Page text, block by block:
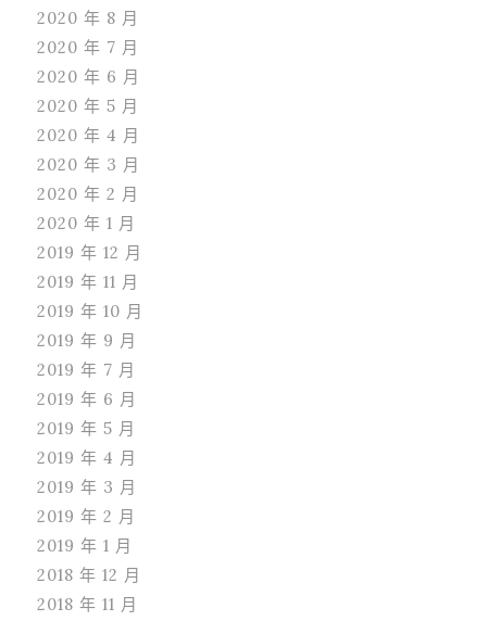
2020 年 8 月
2020 年 7 月
2020 年 6 月
2020 年 5 月
2020 年 4 月
2020 年 3 月
2020 年 2 月
2020 年 1 月
2019 年 12 月
2019 年 11 月
2019 年 10 月
2019 年 9 月
2019 年 7 月
2019 年 6 月
2019 年 5 月
2019 年 4 月
2019 年 3 月
2019 年 2 月
2019 年 1 月
2018 年 12 月
2018 年 11 月